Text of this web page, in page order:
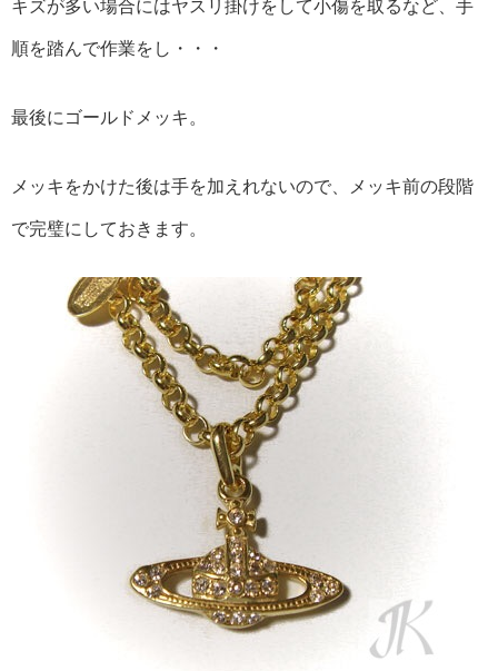
キズが多い場合にはヤスリ掛けをして小傷を取るなど、手
順を踏んで作業をし・・・
最後にゴールドメッキ。
メッキをかけた後は手を加えれないので、メッキ前の段階
で完璧にしておきます。